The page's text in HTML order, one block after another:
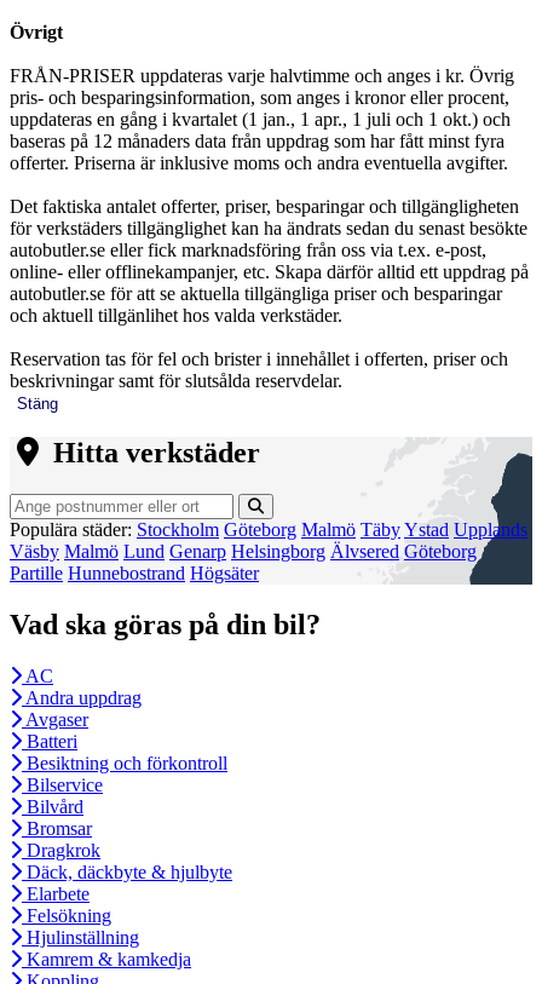
Övrigt
FRÅN-PRISER uppdateras varje halvtimme och anges i kr. Övrig
pris- och besparingsinformation, som anges i kronor eller procent,
uppdateras en gång i kvartalet (1 jan., 1 apr., 1 juli och 1 okt.) och
baseras på 12 månaders data från uppdrag som har fått minst fyra
offerter. Priserna är inklusive moms och andra eventuella avgifter.
Det faktiska antalet offerter, priser, besparingar och tillgängligheten
för verkstäders tillgänglighet kan ha ändrats sedan du senast besökte
autobutler.se eller fick marknadsföring från oss via t.ex. e-post,
online- eller offlinekampanjer, etc. Skapa därför alltid ett uppdrag på
autobutler.se för att se aktuella tillgängliga priser och besparingar
och aktuell tillgänlihet hos valda verkstäder.
Reservation tas för fel och brister i innehållet i offerten, priser och
beskrivningar samt för slutsålda reservdelar.
Stäng
Hitta verkstäder
Populära städer: Stockholm Göteborg Malmö TäbyYstad Upplands
Väsby Malmö Lund Genarp Helsingborg Älvsered Göteborg
Partille Hunnebostrand Högsäter
Vad ska göras på din bil?
AC
Andra uppdrag
Avgaser
Batteri
Besiktning och förkontroll
Bilservice
Bilvård
Bromsar
Dragkrok
Däck, däckbyte & hjulbyte
Elarbete
Felsökning
Hjulinställning
Kamrem & kamkedja